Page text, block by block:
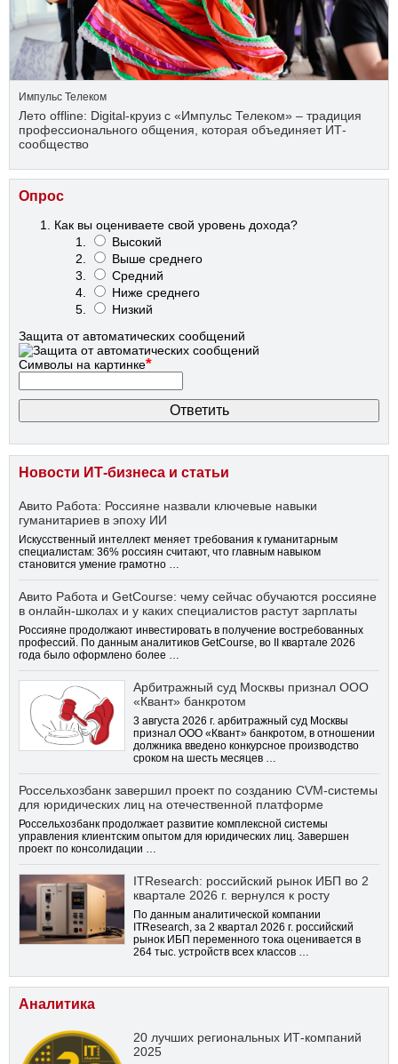
Импульс Телеком
Лето offline: Digital-круиз с «Импульс Телеком» – традиция
профессионального общения, которая объединяет ИТ-
сообщество
Опрос
Как вы оцениваете свой уровень дохода?
Высокий
Выше среднего
Средний
Ниже среднего
Низкий
Защита от автоматических сообщений
Символы на картинке*
Новости ИТ-бизнеса и статьи
Авито Работа: Россияне назвали ключевые навыки
гуманитариев в эпоху ИИ
Искусственный интеллект меняет требования к гуманитарным
специалистам: 36% россиян считают, что главным навыком
становится умение грамотно …
Авито Работа и GetCourse: чему сейчас обучаются россияне
в онлайн-школах и у каких специалистов растут зарплаты
Россияне продолжают инвестировать в получение востребованных
профессий. По данным аналитиков GetCourse, во II квартале 2026
года было оформлено более …
Арбитражный суд Москвы признал ООО
«Квант» банкротом
3 августа 2026 г. арбитражный суд Москвы
признал ООО «Квант» банкротом, в отношении
должника введено конкурсное производство
сроком на шесть месяцев …
Россельхозбанк завершил проект по созданию CVM-системы
для юридических лиц на отечественной платформе
Россельхозбанк продолжает развитие комплексной системы
управления клиентским опытом для юридических лиц. Завершен
проект по консолидации …
ITResearch: российский рынок ИБП во 2
квартале 2026 г. вернулся к росту
По данным аналитической компании
ITResearch, за 2 квартал 2026 г. российский
рынок ИБП переменного тока оценивается в
264 тыс. устройств всех классов …
Аналитика
20 лучших региональных ИТ-компаний
2025